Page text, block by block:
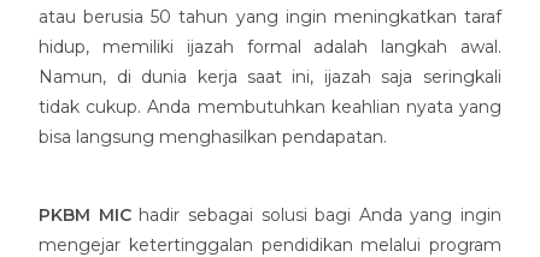
atau berusia 50 tahun yang ingin meningkatkan taraf
hidup, memiliki ijazah formal adalah langkah awal.
Namun, di dunia kerja saat ini, ijazah saja seringkali
tidak cukup. Anda membutuhkan keahlian nyata yang
bisa langsung menghasilkan pendapatan.
PKBM MIChadir sebagai solusi bagi Anda yang ingin
mengejar ketertinggalan pendidikan melalui program